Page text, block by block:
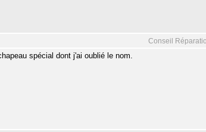
Conseil
spécial dont j'ai oublié le nom.